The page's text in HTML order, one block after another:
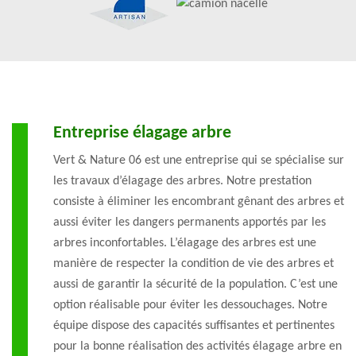
Entreprise élagage arbre
Vert & Nature 06 est une entreprise qui se spécialise sur
les travaux d’élagage des arbres. Notre prestation
consiste à éliminer les encombrant gênant des arbres et
aussi éviter les dangers permanents apportés par les
arbres inconfortables. L’élagage des arbres est une
manière de respecter la condition de vie des arbres et
aussi de garantir la sécurité de la population. C’est une
option réalisable pour éviter les dessouchages. Notre
équipe dispose des capacités suffisantes et pertinentes
pour la bonne réalisation des activités élagage arbre en